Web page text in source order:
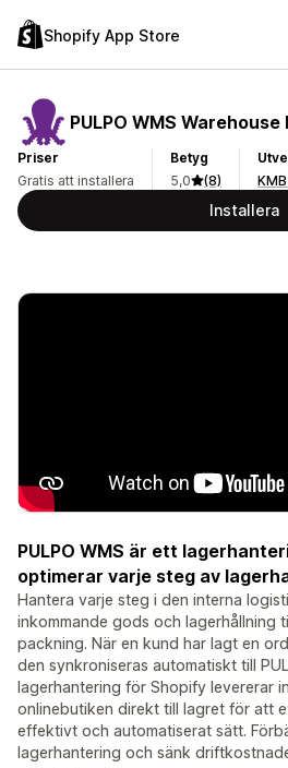
Shopify App Store
PULPO WMS
Priser
Gratis att installera
Betyg
5,0
(8)
Installera
PULPO WMS är ett
optimerar varje steg av
Hantera varje steg i den interna
inkommande gods och lagerhållning
packning. När en kund har lagt en
den synkroniseras automatiskt till
lagerhantering för Shopify levererar
onlinebutiken direkt till lagret för att
effektivt och automatiserat sätt.
lagerhantering och sänk